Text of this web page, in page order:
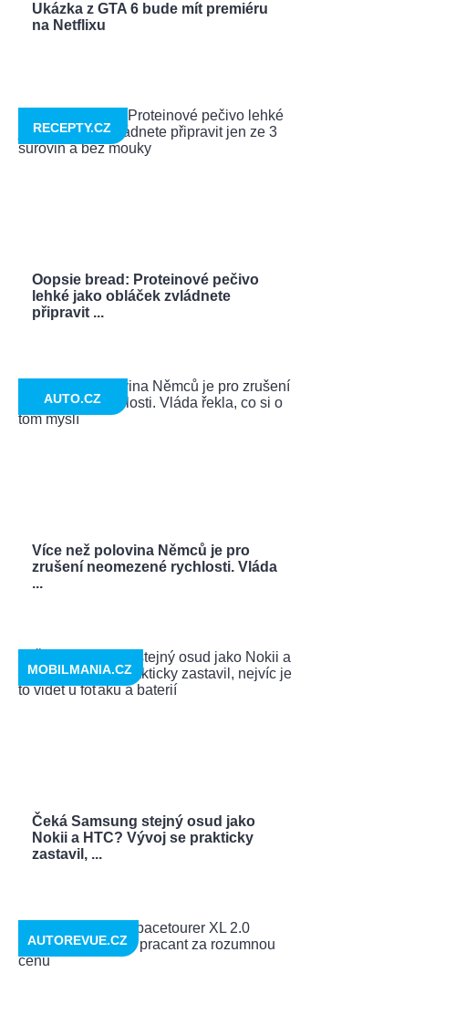
Ukázka z GTA 6 bude mít premiéru
na Netflixu
Oopsie bread: Proteinové pečivo
lehké jako obláček zvládnete
připravit ...
RECEPTY.CZ
Více než polovina Němců je pro
zrušení neomezené rychlosti. Vláda
...
AUTO.CZ
Čeká Samsung stejný osud jako
Nokii a HTC? Vývoj se prakticky
zastavil, ...
MOBILMANIA.CZ
AUTOREVUE.CZ